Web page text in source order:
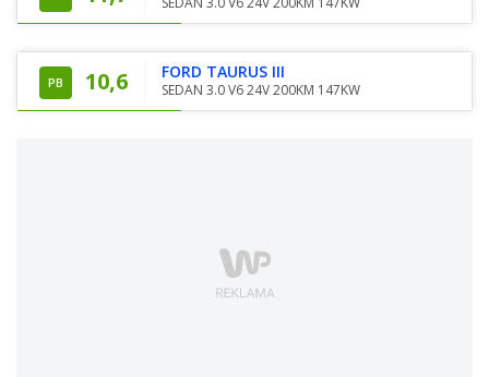
PB 10,6 FORD TAURUS III
SEDAN 3.0 V6 24V 200KM 147KW